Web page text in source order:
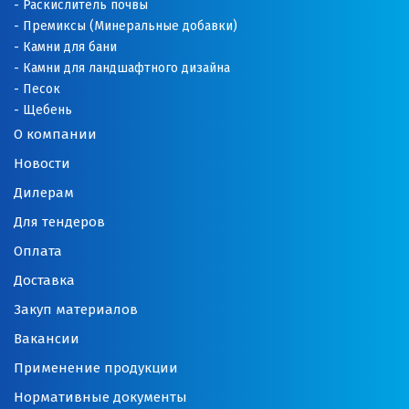
Новоуральск
Новоуткинск
Новый Уренгой
Ноябрьск
Нягань
О
Одинцово
Орел
О компании
Новости
Дилерам
Для тендеров
Оплата
Доставка
Закуп материалов
Вакансии
Применение продукции
Нормативные документы
Раскислитель почвы
Премиксы (Минеральные добавки)
Камни для бани
Камни для ландшафтного дизайна
Песок
Щебень